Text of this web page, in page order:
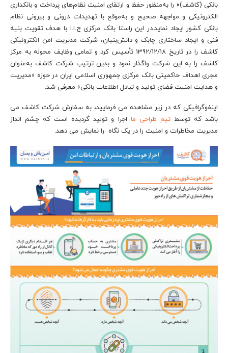
بانکی (کاشف)» را به‌منظور حفظ و ارتقای امنیت نظام‌های پرداخت و بانکداری
الکترونیکی و مواجهه صحیح و به‌موقع با تهدیدات درونی و بیرونی نظام
بانکی کشور ایجاد نماید.در این راستا بانک مرکزی ج.ا.ا با هدف تقویت بنیه
فنی و ایجاد ساختاری چابک و دانش‌بنیان، شرکت مدیریت امن الکترونیکی
کاشف را در تاریخ 1392/12/18 تأسیس کرد و تمامی وظایف محوله به مرکز
کاشف را به این شرکت واگذار نمود و بدین ترتیب شرکت کاشف به‌عنوان
مجری اهداف حاکمیتی بانک مرکزی جمهوری اسلامی ایران در حوزه «مدیریت
و هدایت امنیت فضای تولید و تبادل اطلاعات بانکی» معرفی شد.
اینفوگرافیکی که در زیر مشاهده می فرمایید، به سفارش شرکت کاشف می
باشد که توسطتیم طراحی ما اجرا و تولید گردیده است که چشم انداز
مدیریت مخاطرات و امنیت را در یک نگاه را نمایش می دهد.